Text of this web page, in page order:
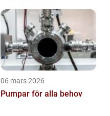
06 mars 2026
Pumpar för alla behov